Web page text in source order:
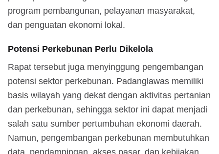
program pembangunan, pelayanan masyarakat,
dan penguatan ekonomi lokal.
Potensi Perkebunan Perlu Dikelola
Rapat tersebut juga menyinggung pengembangan
potensi sektor perkebunan. Padanglawas memiliki
basis wilayah yang dekat dengan aktivitas pertanian
dan perkebunan, sehingga sektor ini dapat menjadi
salah satu sumber pertumbuhan ekonomi daerah.
Namun, pengembangan perkebunan membutuhkan
data, pendampingan, akses pasar, dan kebijakan